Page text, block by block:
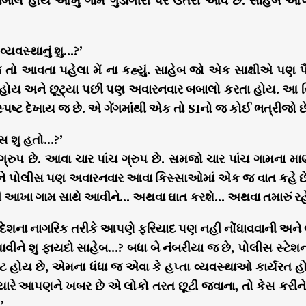
શુ…?’
આવતા પહેલા મેં ના કહ્યું. સાહેબ જો એક સાક્ષીએ પણ
અને છૂટ્યા પછી પણ અવારનવાર બબાલો કરતા હોય. આ
દેખાય જ છે. એ ગેંગમાંથી એક તો SIનો જ કોઈ ભત્રીજો
શુ હતો…?’
છે. આવા ચાર પાંચ ગ્રુપ છે. સમજો ચાર પાંચ ગામના
પોલીસ પણ અવારનવાર આવા કિસ્સાઓમાં એક જ વાત કહે
આખા ગામ સાથે આવીને… અથવા ઘાત કરશે… અથવા તમારું
નાગરિક તરીકે આપણે ફરિયાદ પણ નહીં નોંધાવવાની અને
શુ ફાયદો સાહેબ…? બધા બે નંબરીયા જ છે, પોલીસ
હોય છે, એમના ધંધા જ એવા કે હપ્તા વ્યવસ્થાઓ
આપણને ખબર છે એ લોકો તરત છૂટી જવાના, તો કેસ